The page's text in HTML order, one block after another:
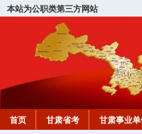
本站为公职类第三方网站
首页 甘肃省考 甘肃事业